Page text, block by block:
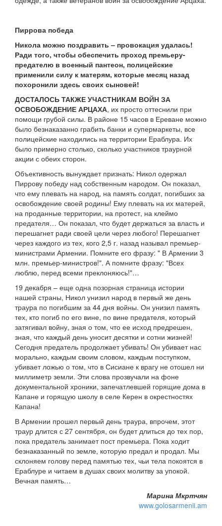
Пиррова победа
Никола можно поздравить – провокация удалась!
Ради того, чтобы обеспечить проход премьеру-
предателю в военный пантеон, полицейские
применили силу к матерям, которые месяц назад
похоронили здесь своих сыновей!
ДОСТАЛОСЬ ТАКЖЕ УЧАСТНИКАМ ВОЙН ЗА
ОСВОБОЖДЕНИЕ АРЦАХА, их просто оттеснили при
помощи грубой силы. В районе 15 часов в Ереване можно
было безнаказанно грабить банки и супермаркеты, все
полицейские находились на территории Ераблура. Их
было примерно столько, сколько участников траурной
акции с обеих сторон.
Объективность вынуждает признать: Никол одержал
Пиррову победу над собственным народом. Он показал,
что ему плевать на народ, на память солдат, погибших за
освобождение своей родины! Ему плевать на их матерей,
на проданные территории, на протест, на клеймо
предателя… Он показал, что будет держаться за власть и
перешагнет ради своей цели через любого! Перешагнет
через каждого из тех, кого 2,5 г. назад называл премьер-
министрами Армении. Помните его фразу: " В Армении 3
млн. премьер-министров!". А помните фразу: "Всех
люблю, перед всеми преклоняюсь!"…
19 декабря – еще одна позорная страница истории
нашей страны, Никол унизил народ в первый же день
траура по погибшим за 44 дня войны. Он унизил память
тех, кто погиб по его вине, по вине предателя, который
затягивал войну, зная о том, что ее исход предрешен,
зная, что каждый день уносит десятки и сотни жизней!
Сегодня предатель продолжает убивать! Он убивает нас
морально, каждым своим словом, каждым поступком,
убивает ложью о том, что в Сисиане к врагу не отошел ни
миллиметр земли. Эти слова прозвучали на фоне
документальной хроники, запечатлевшей горящие дома в
Капане и горящую школу в селе Керен в окрестностях
Капана!
В Армении прошел первый день траура, впрочем, этот
траур длится с 27 сентября, он будет длиться до тех пор,
пока предатель занимает пост премьера. Пока ходит
безнаказанный по земле, которую предал и продал. Мы
склоняем голову перед памятью тех, чьи тела покоятся в
Ераблуре и читаем в душах своих молитву за упокой.
Вечная память…
Марина Мкртчян
www.golosarmenii.am